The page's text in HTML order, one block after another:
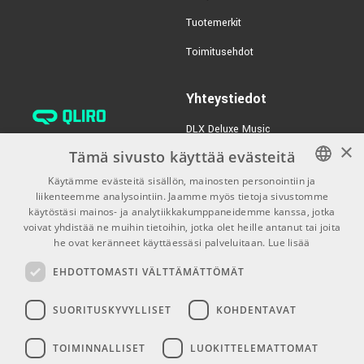
Orange Gain Baby
100W
Tuotemerkit
Toimitusehdot
Yhteystiedot
DLX Deluxe Music
verkkokaupan asiakaspalvelu:
tilaus@dlxmusic.fi
Puh: 0207 282240 (arkisin klo
13-17)
Puh: 0207 282250 (myymälä)
00580 Helsinki
Y-tunnus: 1983522-7
FINNISH
FINNISH
×
Tämä sivusto käyttää evästeitä
Käytämme evästeitä sisällön, mainosten personointiin ja
liikenteemme analysointiin. Jaamme myös tietoja sivustomme
käytöstäsi mainos- ja analytiikkakumppaneidemme kanssa, jotka
voivat yhdistää ne muihin tietoihin, jotka olet heille antanut tai joita
he ovat keränneet käyttäessäsi palveluitaan. Lue lisää
EHDOTTOMASTI VÄLTTÄMÄTTÖMÄT
SUORITUSKYVYLLISET KOHDENTAVAT
TOIMINNALLISET LUOKITTELEMATTOMAT